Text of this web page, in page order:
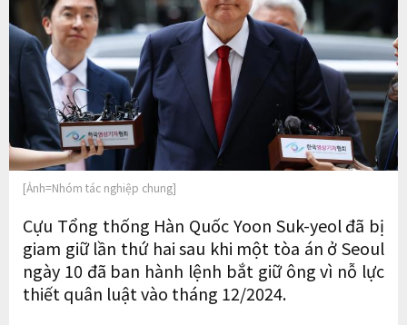
[Ảnh=Nhóm tác nghiệp chung]
Cựu Tổng thống Hàn Quốc Yoon Suk-yeol đã bị
giam giữ lần thứ hai sau khi một tòa án ở Seoul
ngày 10 đã ban hành lệnh bắt giữ ông vì nỗ lực
thiết quân luật vào tháng 12/2024.